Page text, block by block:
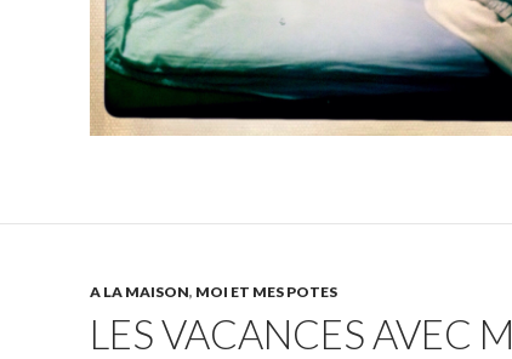
A LA MAISON, MOI ET MES POTES
LES VACANCES AVEC